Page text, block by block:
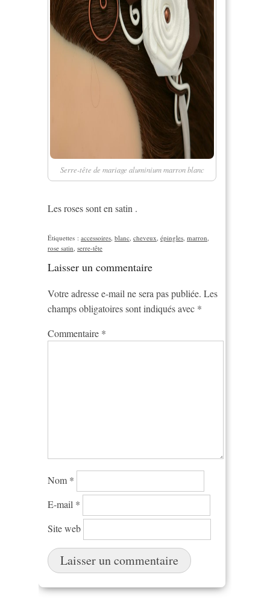
Serre-tête de mariage aluminium marron blanc
Les roses sont en satin .
Étiquettes : accessoires, blanc, cheveux, épingles, marron,
rose satin, serre-tête
Laisser un commentaire
Votre adresse e-mail ne sera pas publiée. Les
champs obligatoires sont indiqués avec *
Commentaire *
Nom *
E-mail *
Site web